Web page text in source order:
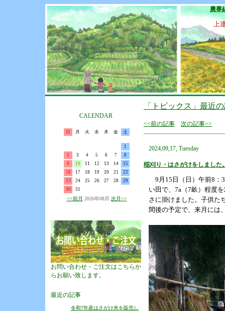
農事
上
CALENDAR
日 月 火 水 木 金 土
1
2
3 4 5 6 7
8
9
10 11 12 13 14
15
16
17 18 19 20 21
22
23
24 25 26 27 28
29
30
31
<<前月 2026年08月 次月>>
お問い合わせ・ご注文はこちらか
らお願い致します。
最近の記事
令和7年産はさがけ米を販売し
「トピックス」最近
<<前の記事 次の記事>>
2024,09,17, Tuesday
稲刈り・はさがけをしました
9月15日（日）午前8：
い田で、7a（7畝）程度
さに掛けました。子供た
間後の予定で、来月には